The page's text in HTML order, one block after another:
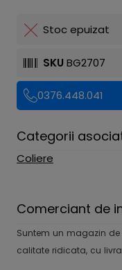
Stoc epuizat
SKU BG2707
0376.448.041
Categorii
Coliere
Comerciant de
Suntem un magazin de
calitate ridicata, cu